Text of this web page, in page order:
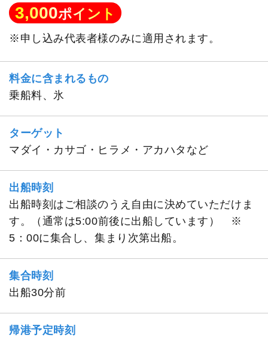
3,000ポイント
※申し込み代表者様のみに適用されます。
料金に含まれるもの
乗船料、氷
ターゲット
マダイ・カサゴ・ヒラメ・アカハタなど
出船時刻
出船時刻はご相談のうえ自由に決めていただけま
す。（通常は5:00前後に出船しています） ※
5：00に集合し、集まり次第出船。
集合時刻
出船30分前
帰港予定時刻